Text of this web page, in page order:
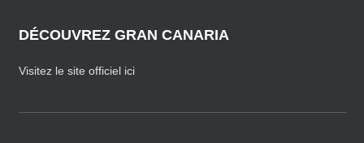
DÉCOUVREZ GRAN CANARIA
Visitez le site officiel ici